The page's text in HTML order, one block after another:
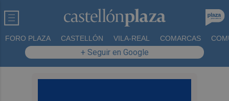
FORO PLAZA CASTELLÓN VILA-REAL COMARCAS
+ Seguir en Google